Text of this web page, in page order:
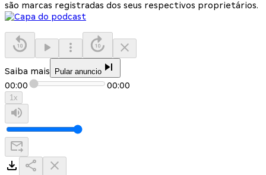
são marcas registradas dos seus respectivos proprietários.
Saiba mais Pular anuncio
00:00 00:00
1x